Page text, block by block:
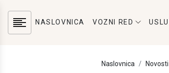
NASLOVNICA VOZNI RED
Naslovnica Novosti